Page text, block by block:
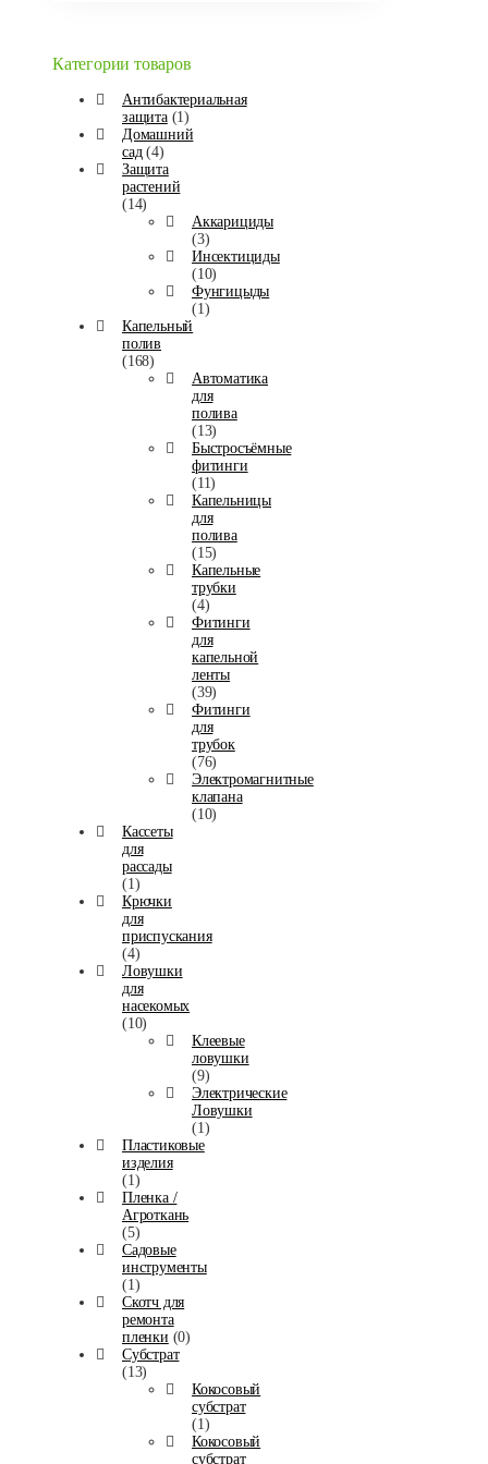
Категории товаров
Антибактериальная
защита (1)
Домашний
сад (4)
Защита
растений
(14)
Аккарициды
(3)
Инсектициды
(10)
Фунгицыды
(1)
Капельный
полив
(168)
Автоматика
для
полива
(13)
Быстросъёмные
фитинги
(11)
Капельницы
для
полива
(15)
Капельные
трубки
(4)
Фитинги
для
капельной
ленты
(39)
Фитинги
для
трубок
(76)
Электромагнитные
клапана
(10)
Кассеты
для
рассады
(1)
Крючки
для
приспускания
(4)
Ловушки
для
насекомых
(10)
Клеевые
ловушки
(9)
Электрические
Ловушки
(1)
Пластиковые
изделия
(1)
Пленка /
Агроткань
(5)
Садовые
инструменты
(1)
Скотч для
ремонта
пленки (0)
Субстрат
(13)
Кокосовый
субстрат
(1)
Кокосовый
субстрат